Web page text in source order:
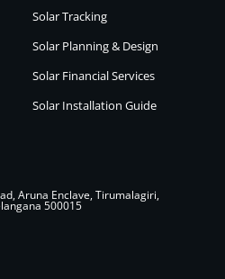
Solar Tracking
Solar Planning & Design
Solar Financial Services
Solar Installation Guide
Aruna Enclave, Tirumalagiri,
500015